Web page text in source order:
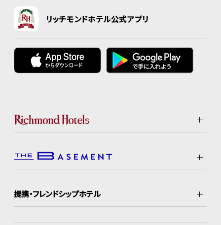
リッチモンドホテル公式アプリ
提携・フレンドシップホテル